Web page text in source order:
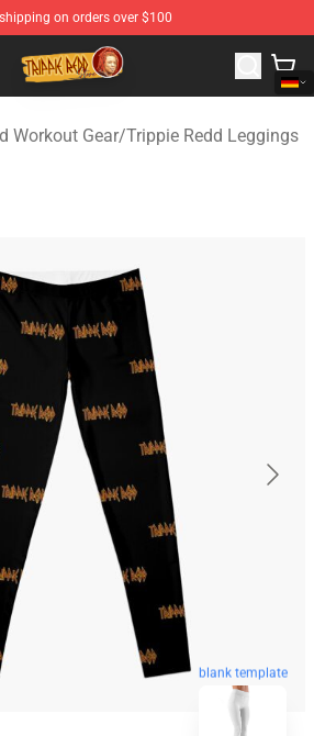
shipping on orders over $100
- Official Trippie Redd Merchandise
Workout Gear/Trippie Redd Leggings
blank template